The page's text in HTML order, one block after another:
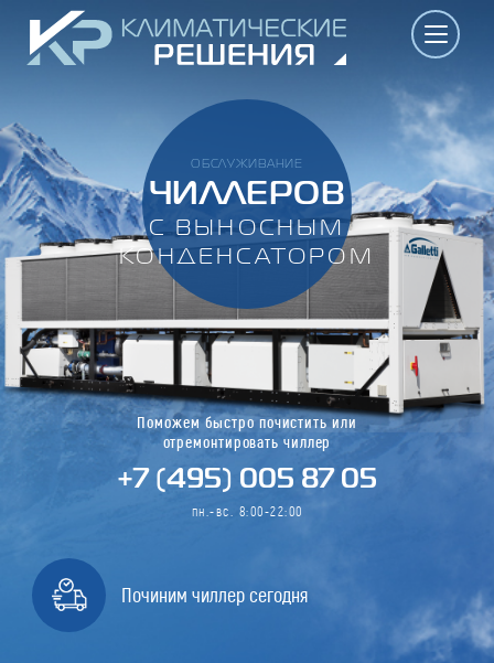
ОБСЛУЖИВАНИЕ
ЧИЛЛЕРОВ
С ВЫНОСНЫМ
КОНДЕНСАТОРОМ
Поможем быстро почистить или
отремонтировать чиллер
+7 (495) 005 87 05
пн.-вс. 8:00-22:00
Починим чиллер сегодня